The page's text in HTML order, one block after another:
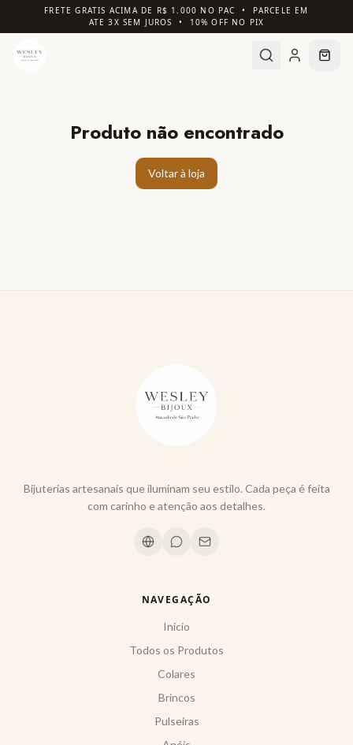
FRETE GRATIS ACIMA DE R$ 1.000 NO PAC • PARCELE EM
ATE 3X SEM JUROS • 10% OFF NO PIX
Produto não encontrado
Voltar à loja
Bijuterias artesanais que iluminam seu estilo. Cada peça é feita
com carinho e atenção aos detalhes.
NAVEGAÇÃO
Início
Todos os Produtos
Colares
Brincos
Pulseiras